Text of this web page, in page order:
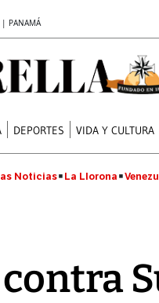
PANAMÁ
DEPORTES VIDA Y CULTURA
Noticias La Llorona